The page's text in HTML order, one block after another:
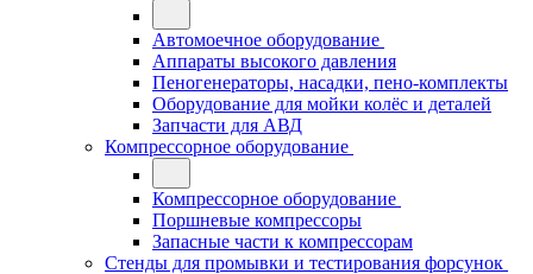
Автомоечное оборудование
Аппараты высокого давления
Пеногенераторы, насадки, пено-комплекты
Оборудование для мойки колёс и деталей
Запчасти для АВД
Компрессорное оборудование
Компрессорное оборудование
Поршневые компрессоры
Запасные части к компрессорам
Стенды для промывки и тестирования форсунок